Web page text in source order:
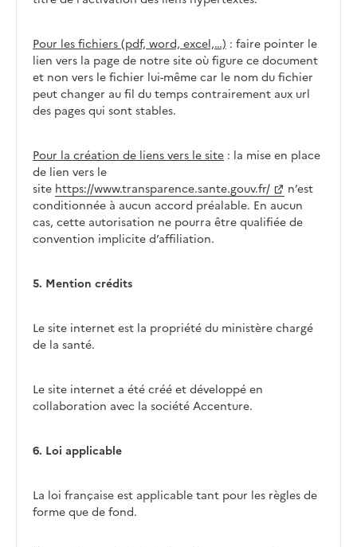
Pour les fichiers (pdf, word, excel,…) : faire pointer le
lien vers la page de notre site où figure ce document
et non vers le fichier lui-même car le nom du fichier
peut changer au fil du temps contrairement aux url
des pages qui sont stables.
Pour la création de liens vers le site : la mise en place
de lien vers le
site https://www.transparence.sante.gouv.fr/
n’est
conditionnée à aucun accord préalable. En aucun
cas, cette autorisation ne pourra être qualifiée de
convention implicite d’affiliation.
5. Mention crédits
Le site internet est la propriété du ministère chargé
de la santé.
Le site internet a été créé et développé en
collaboration avec la société Accenture.
6. Loi applicable
La loi française est applicable tant pour les règles de
forme que de fond.